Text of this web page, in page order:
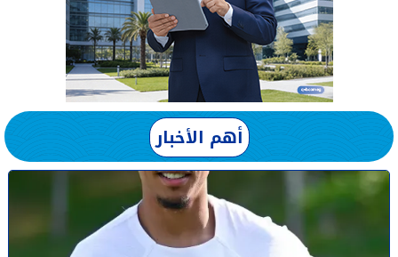
أهم الأخبار